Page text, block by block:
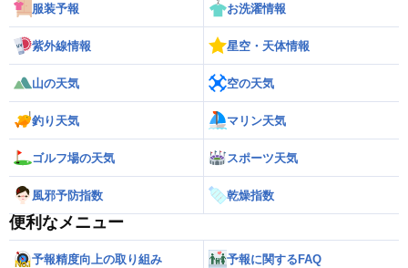
服装予報 お洗濯情報
紫外線情報 星空・天体情報
山の天気 空の天気
釣り天気 マリン天気
ゴルフ場の天気 スポーツ天気
風邪予防指数 乾燥指数
便利なメニュー
予報精度向上の取り組み 予報に関するFAQ